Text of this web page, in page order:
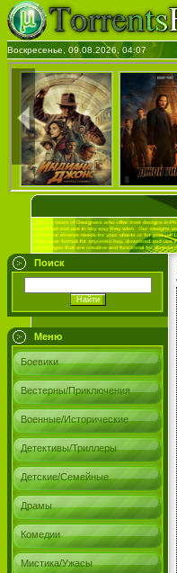
Воскресенье, 09.08.2026, 04:07
Поиск
Меню
Боевики
Вестерны/Приключения
Военные/Исторические
Детективы/Триллеры
Детские/Семейные
Драмы
Комедии
Мистика/Ужасы